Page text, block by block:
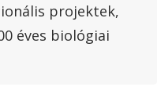
projektek,
éves biológiai